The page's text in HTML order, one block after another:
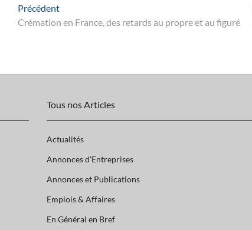
Navigation
de
PrécédentArticle
suivant
Crémation en France, des retards au propre et au figuré
Tous nos Articles
Actualités
Annonces d'Entreprises
Annonces et Publications
Emplois & Affaires
En Général en Bref